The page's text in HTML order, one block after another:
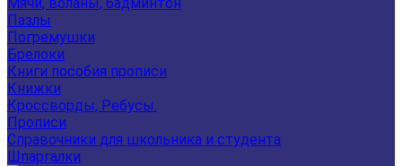
Пазлы
Погремушки
Брелоки
Книги пособия прописи
Книжки
Кроссворды, Ребусы.
Прописи
Справочники для школьника и студента
Шпаргалки